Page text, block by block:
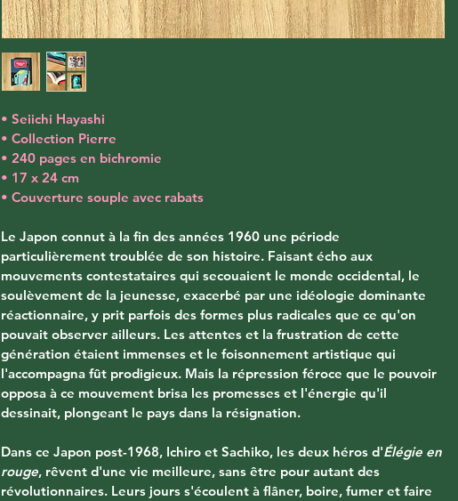
• Seiichi Hayashi
• Collection Pierre
• 240 pages en bichromie
• 17 x 24 cm
• Couverture souple avec rabats
Le Japon connut à la fin des années 1960 une période
particulièrement troublée de son histoire. Faisant écho aux
mouvements contestataires qui secouaient le monde occidental, le
soulèvement de la jeunesse, exacerbé par une idéologie dominante
réactionnaire, y prit parfois des formes plus radicales que ce qu'on
pouvait observer ailleurs. Les attentes et la frustration de cette
génération étaient immenses et le foisonnement artistique qui
l'accompagna fût prodigieux. Mais la répression féroce que le pouvoir
opposa à ce mouvement brisa les promesses et l'énergie qu'il
dessinait, plongeant le pays dans la résignation.
Dans ce Japon post-1968, Ichiro et Sachiko, les deux héros d'Élégie en
rouge, rêvent d'une vie meilleure, sans être pour autant des
révolutionnaires. Leurs jours s'écoulent à flâner, boire, fumer et faire